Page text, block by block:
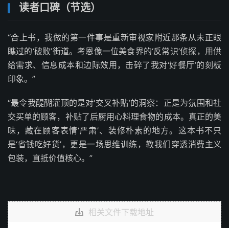
读者口碑（节选）
“合上书，我做的第一件事是重新审视家附近那条从未正眼
瞧过的‘破败’街道。考恩像一位美食界的‘反常识’侦探，用供
给需求、信息成本和边际效用，击碎了我对‘好餐厅’的刻板
印象。”
“最令我醍醐灌顶的是对‘交叉补贴’的洞察：正是为氛围和社
交买单的顾客，补贴了后厨用心料理食物的成本。真正的美
味，藏在顾客表情‘严肃’、装修朴素的地方。这本书不只
是‘省钱吃好货’，更是一场思维训练，教我们穿透消费主义
包装，直抵价值核心。”
相关文件下载地址